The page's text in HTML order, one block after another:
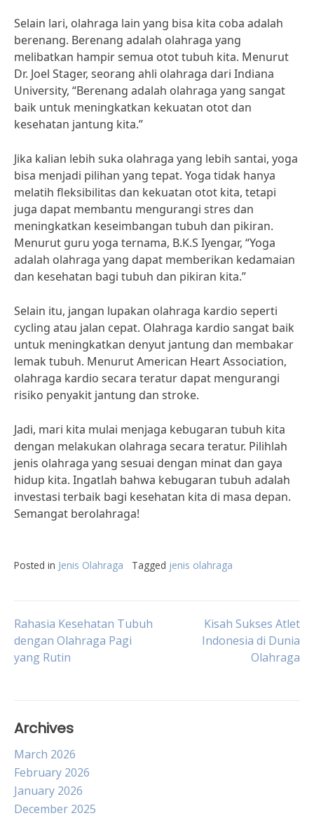
Selain lari, olahraga lain yang bisa kita coba adalah
berenang. Berenang adalah olahraga yang
melibatkan hampir semua otot tubuh kita. Menurut
Dr. Joel Stager, seorang ahli olahraga dari Indiana
University, “Berenang adalah olahraga yang sangat
baik untuk meningkatkan kekuatan otot dan
kesehatan jantung kita.”
Jika kalian lebih suka olahraga yang lebih santai, yoga
bisa menjadi pilihan yang tepat. Yoga tidak hanya
melatih fleksibilitas dan kekuatan otot kita, tetapi
juga dapat membantu mengurangi stres dan
meningkatkan keseimbangan tubuh dan pikiran.
Menurut guru yoga ternama, B.K.S Iyengar, “Yoga
adalah olahraga yang dapat memberikan kedamaian
dan kesehatan bagi tubuh dan pikiran kita.”
Selain itu, jangan lupakan olahraga kardio seperti
cycling atau jalan cepat. Olahraga kardio sangat baik
untuk meningkatkan denyut jantung dan membakar
lemak tubuh. Menurut American Heart Association,
olahraga kardio secara teratur dapat mengurangi
risiko penyakit jantung dan stroke.
Jadi, mari kita mulai menjaga kebugaran tubuh kita
dengan melakukan olahraga secara teratur. Pilihlah
jenis olahraga yang sesuai dengan minat dan gaya
hidup kita. Ingatlah bahwa kebugaran tubuh adalah
investasi terbaik bagi kesehatan kita di masa depan.
Semangat berolahraga!
Posted in Jenis Olahraga Tagged jenis olahraga
Post
navigation
Rahasia Kesehatan Tubuh
dengan Olahraga Pagi
yang Rutin
Kisah Sukses Atlet
Indonesia di Dunia
Olahraga
Archives
March 2026
February 2026
January 2026
December 2025